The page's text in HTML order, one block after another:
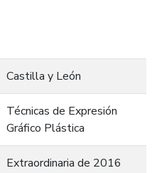
Castilla y León
Técnicas de Expresión
Gráfico Plástica
Extraordinaria de 2016